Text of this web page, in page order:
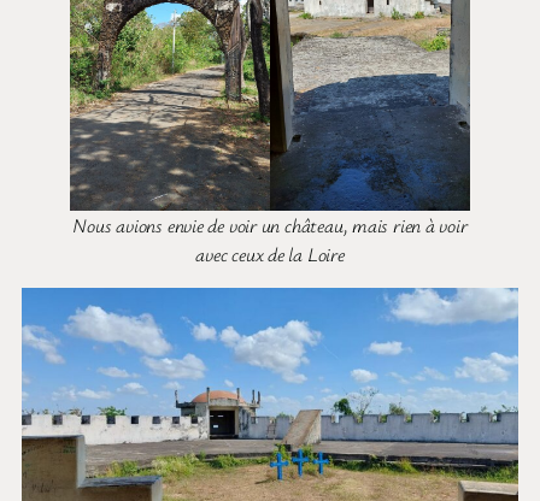
Nous avions envie de voir un château, mais rien à voir
avec ceux de la Loire